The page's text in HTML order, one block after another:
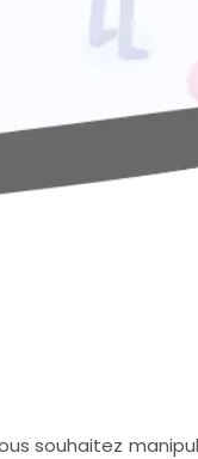
souhaitez